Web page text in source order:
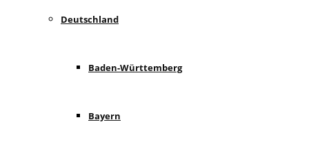
Deutschland
Baden-Württemberg
Bayern